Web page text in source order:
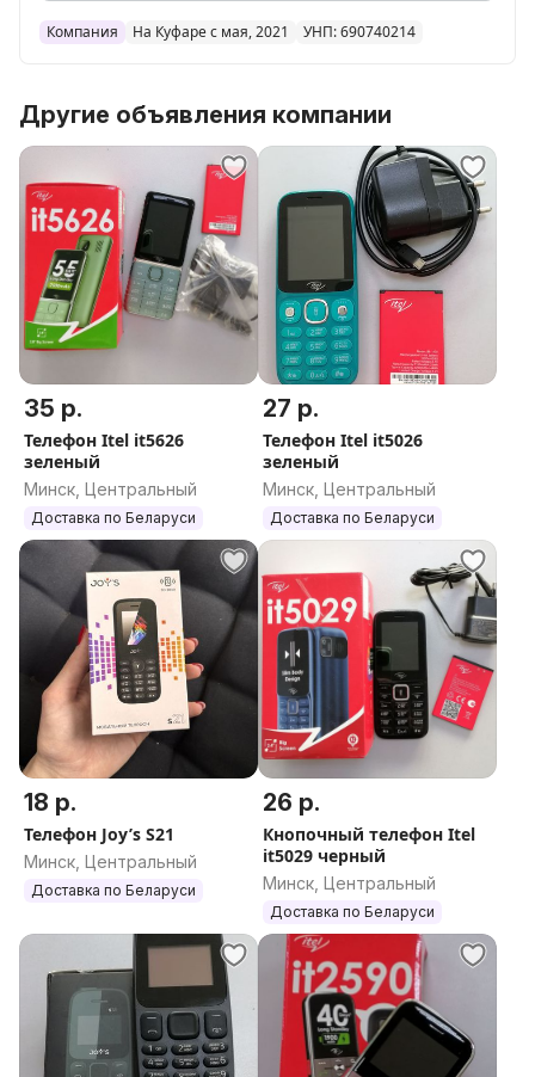
Компания На Куфаре с мая, 2021 УНП: 690740214
Другие объявления компании
35 р.
Телефон Itel it5626
зеленый
Минск, Центральный
Доставка по Беларуси
27 р.
Телефон Itel it5026
зеленый
Минск, Центральный
Доставка по Беларуси
18 р.
Телефон Joy’s S21
Минск, Центральный
Доставка по Беларуси
26 р.
Кнопочный телефон Itel
it5029 черный
Минск, Центральный
Доставка по Беларуси